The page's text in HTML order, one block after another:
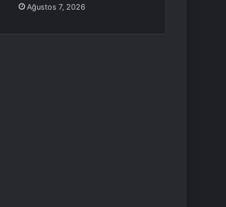
Ağustos 7, 2026